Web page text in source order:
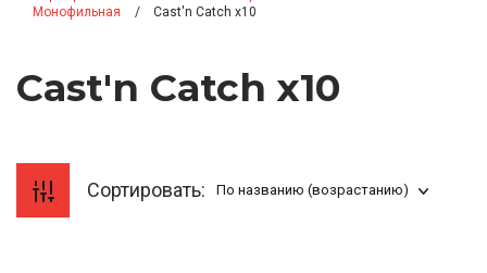
Монофильная
Cast'n Catch x10
Cast'n Catch x10
Сортировать: По названию (возрастанию)